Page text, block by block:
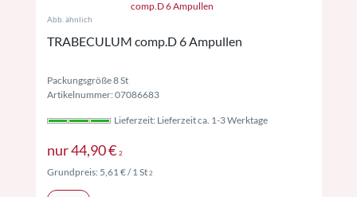
Abb. ähnlich
TRABECULUM comp.D 6 Ampullen
Packungsgröße 8 St
Artikelnummer: 07086683
Lieferzeit: Lieferzeit ca. 1-3 Werktage
nur44,90 € 2Preise inkl. MwSt. ggf. zzgl. Versand
Grundpreis: 5,61 €/ 1 St 2Preise inkl. MwSt. ggf. zzgl. Versand